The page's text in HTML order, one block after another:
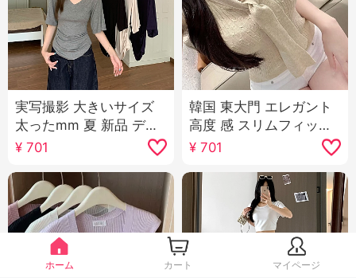
実写撮影 大きいサイズ
太ったmm 夏 新品 デザ
イン 感 スイング スリー
アル スリム効果 スリム
フィット 底打ち トップ
ス
¥701
韓国 東大門 エレガント
高度 感 スリムフィット
セクシー 純 欲 風 女性ら
しさ リボン 半袖 ニット
Tシャツ トップス
¥701
ホーム カート マイページ